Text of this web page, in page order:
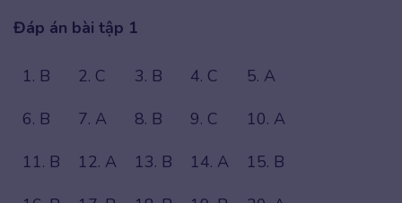
Đáp án bài tập 1
1. B 2. C 3. B 4. C
5. A
6. B
7. A 8. B 9. C
10. A
11. B
12. A 13. B 14. A
15. B